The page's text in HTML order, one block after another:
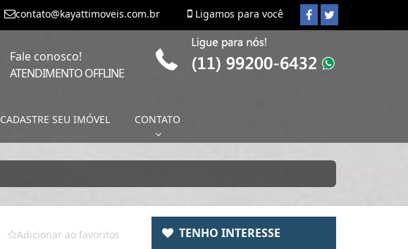
Ligamos para você
contato@kayattimoveis.com.br
CADASTRE SEU IMÓVEL CONTATO
Fale conosco!
ATENDIMENTO OFFLINE
Adicionar ao favoritos TENHO INTERESSE